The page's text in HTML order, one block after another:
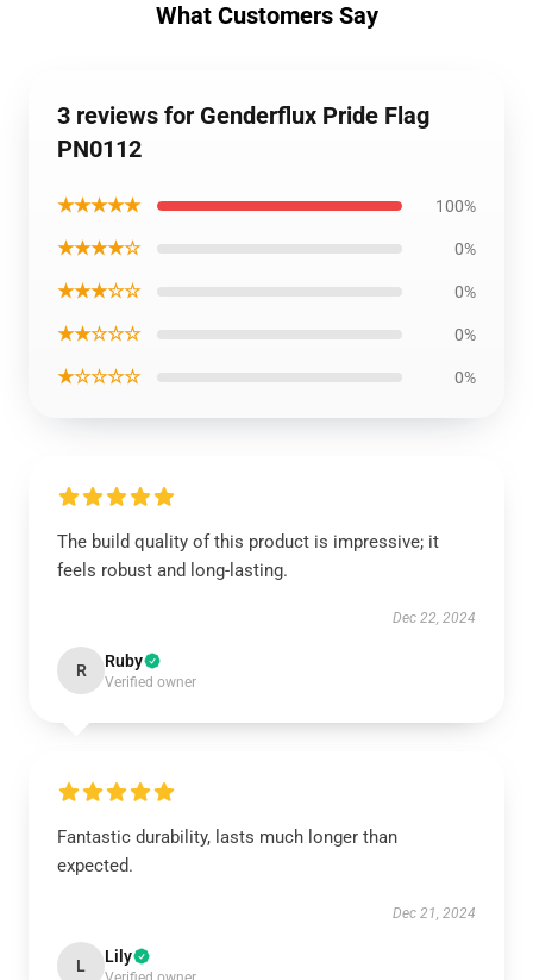
What Customers Say
3 reviews for Genderflux Pride Flag
PN0112
★★★★★ 100%
★★★★☆ 0%
★★★☆☆ 0%
★★☆☆☆ 0%
★☆☆☆☆ 0%
The build quality of this product is impressive; it
feels robust and long-lasting.
Dec 22, 2024
R Ruby
Verified owner
Fantastic durability, lasts much longer than
expected.
Dec 21, 2024
L Lily